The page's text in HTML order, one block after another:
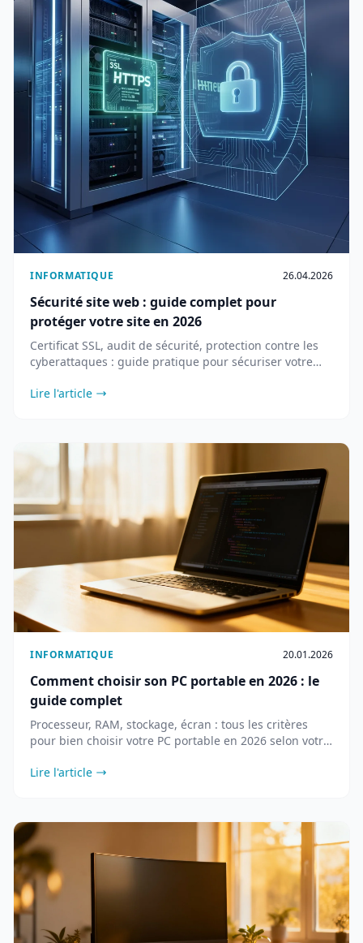
INFORMATIQUE 26.04.2026
Sécurité site web : guide complet pour
protéger votre site en 2026
Certificat SSL, audit de sécurité, protection contre les
cyberattaques : guide pratique pour sécuriser votre
Lire l'article
INFORMATIQUE 20.01.2026
Comment choisir son PC portable en 2026 : le
guide complet
Processeur, RAM, stockage, écran : tous les critères
pour bien choisir votre PC portable en 2026 selon votre
Lire l'article